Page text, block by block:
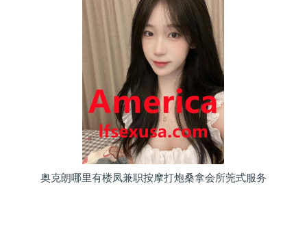
奥克朗哪里有楼凤兼职按摩打炮桑拿会所莞式服务